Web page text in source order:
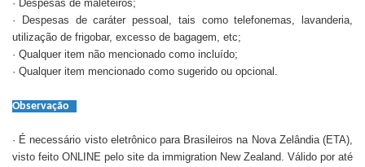
· Despesas de maleteiros;
· Despesas de caráter pessoal, tais como telefonemas, lavanderia,
utilização de frigobar, excesso de bagagem, etc;
· Qualquer item não mencionado como incluído;
· Qualquer item mencionado como sugerido ou opcional.
Observação
· É necessário visto eletrônico para Brasileiros na Nova Zelândia (ETA),
visto feito ONLINE pelo site da immigration New Zealand. Válido por até